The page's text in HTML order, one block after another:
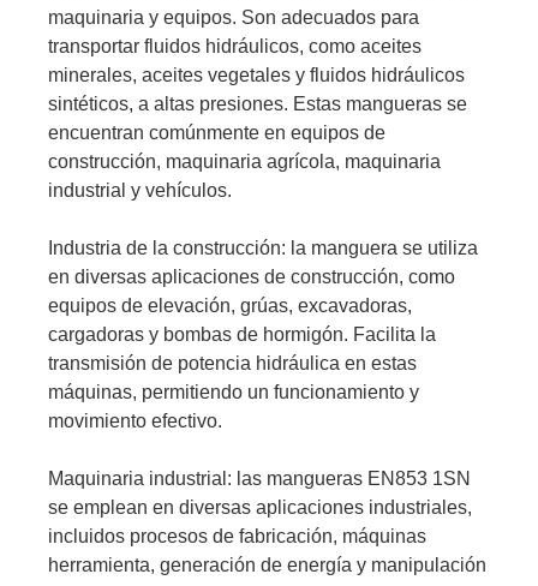
maquinaria y equipos. Son adecuados para
transportar fluidos hidráulicos, como aceites
minerales, aceites vegetales y fluidos hidráulicos
sintéticos, a altas presiones. Estas mangueras se
encuentran comúnmente en equipos de
construcción, maquinaria agrícola, maquinaria
industrial y vehículos.
Industria de la construcción: la manguera se utiliza
en diversas aplicaciones de construcción, como
equipos de elevación, grúas, excavadoras,
cargadoras y bombas de hormigón. Facilita la
transmisión de potencia hidráulica en estas
máquinas, permitiendo un funcionamiento y
movimiento efectivo.
Maquinaria industrial: las mangueras EN853 1SN
se emplean en diversas aplicaciones industriales,
incluidos procesos de fabricación, máquinas
herramienta, generación de energía y manipulación